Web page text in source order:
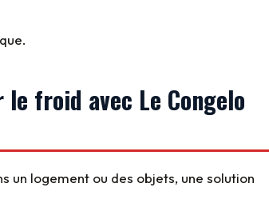
froid avec Le Congelo
un logement ou des objets, une solution